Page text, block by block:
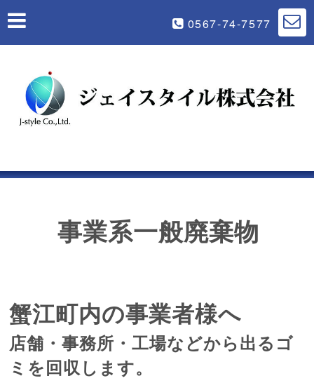
0567-74-7577
事業系一般廃棄物
蟹江町内の事業者様へ
店舗・事務所・工場などから出るゴ
ミを回収します。